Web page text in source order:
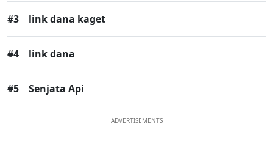
#3 link dana kaget
#4 link dana
#5 Senjata Api
ADVERTISEMENTS